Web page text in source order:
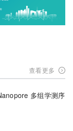
查看更多
多组学测序